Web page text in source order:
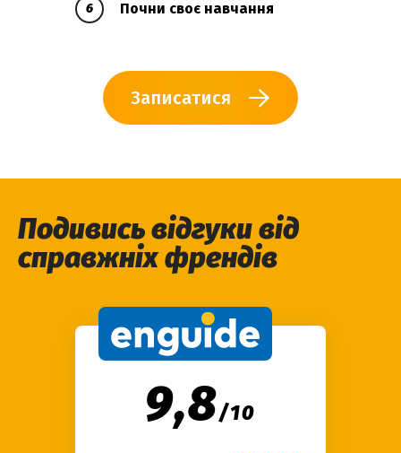
6 Почни своє навчання
Записатися
Подивись відгуки від
справжніх френдів
9,8/10